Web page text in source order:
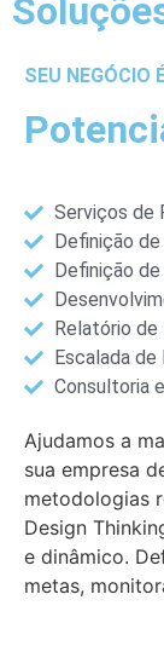
SEU NEGÓCIO
Serviços de
Definição
Definição
Relatório de
Escalada de
Consultoria
Ajudamos a
sua empresa
metodologias
Design
e dinâmico.
metas,